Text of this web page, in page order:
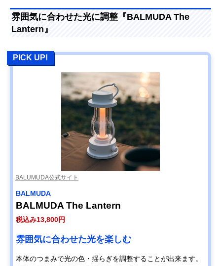
雰囲気に合わせた光に調整『BALMUDA The
Lantern』
PICK UP!
BALUMUDA公式サイト
BALMUDA
BALMUDA The Lantern
税込み13,800円
雰囲気に合わせた光を楽しむ
本体のつまみで光の色・揺らぎを調整することが出来ます。